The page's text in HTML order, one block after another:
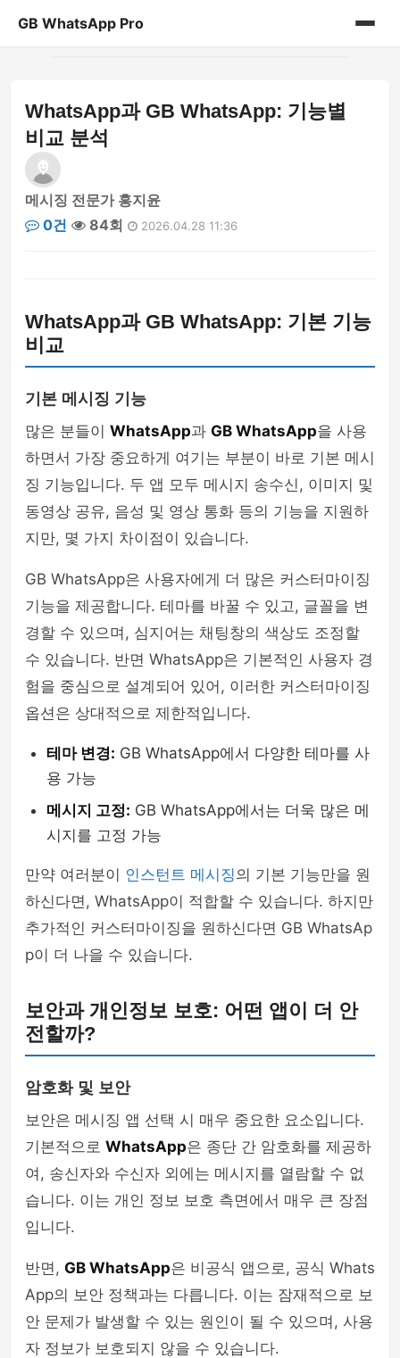
GB WhatsApp Pro
게시판
WhatsApp과 GB WhatsApp: 기능별
비교 분석
메시징 전문가 홍지윤
0건
84회 2026.04.28 11:36
WhatsApp과 GB WhatsApp: 기본 기능
비교
기본 메시징 기능
많은 분들이 WhatsApp과 GB WhatsApp을 사용
하면서 가장 중요하게 여기는 부분이 바로 기본 메시
징 기능입니다. 두 앱 모두 메시지 송수신, 이미지 및
동영상 공유, 음성 및 영상 통화 등의 기능을 지원하
지만, 몇 가지 차이점이 있습니다.
GB WhatsApp은 사용자에게 더 많은 커스터마이징
기능을 제공합니다. 테마를 바꿀 수 있고, 글꼴을 변
경할 수 있으며, 심지어는 채팅창의 색상도 조정할
수 있습니다. 반면 WhatsApp은 기본적인 사용자 경
험을 중심으로 설계되어 있어, 이러한 커스터마이징
옵션은 상대적으로 제한적입니다.
테마 변경: GB WhatsApp에서 다양한 테마를 사
용 가능
메시지 고정: GB WhatsApp에서는 더욱 많은 메
시지를 고정 가능
만약 여러분이 인스턴트 메시징의 기본 기능만을 원
하신다면, WhatsApp이 적합할 수 있습니다. 하지만
추가적인 커스터마이징을 원하신다면 GB WhatsAp
p이 더 나을 수 있습니다.
보안과 개인정보 보호: 어떤 앱이 더 안
전할까?
암호화 및 보안
보안은 메시징 앱 선택 시 매우 중요한 요소입니다.
기본적으로 WhatsApp은 종단 간 암호화를 제공하
여, 송신자와 수신자 외에는 메시지를 열람할 수 없
습니다. 이는 개인 정보 보호 측면에서 매우 큰 장점
입니다.
반면, GB WhatsApp은 비공식 앱으로, 공식 Whats
App의 보안 정책과는 다릅니다. 이는 잠재적으로 보
안 문제가 발생할 수 있는 원인이 될 수 있으며, 사용
자 정보가 보호되지 않을 수 있습니다.